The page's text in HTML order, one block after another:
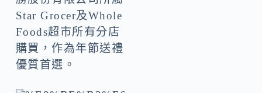
Star Grocer及Whole
Foods超市所有分店
購買，作為年節送禮
優質首選。